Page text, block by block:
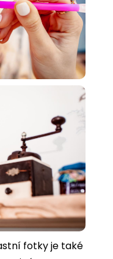
fotky je také